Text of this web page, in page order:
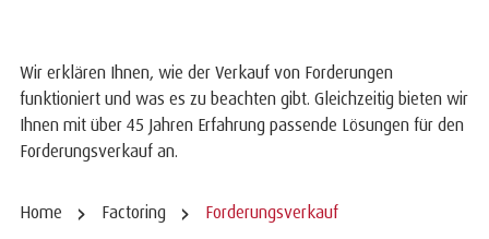
Wir erklären Ihnen, wie der Verkauf von Forderungen
funktioniert und was es zu beachten gibt. Gleichzeitig bieten wir
Ihnen mit über 45 Jahren Erfahrung passende Lösungen für den
Forderungsverkauf an.
Home Factoring Forderungsverkauf